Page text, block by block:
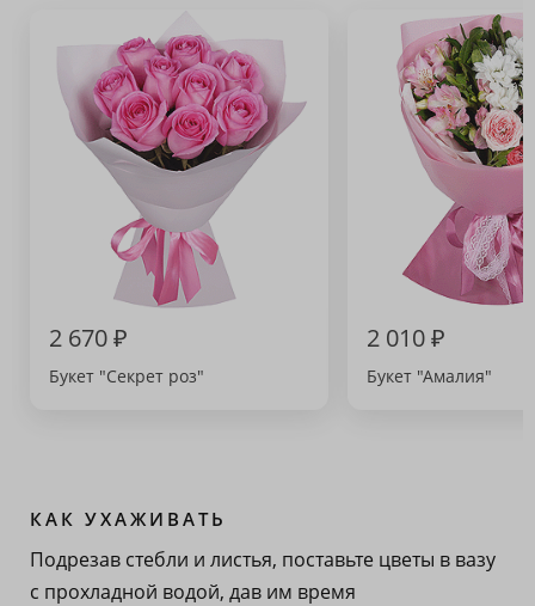
2 670 ₽
Букет "Секрет роз"
2 010 ₽
Букет "Амалия"
КАК УХАЖИВАТЬ
Подрезав стебли и листья, поставьте цветы в вазу
с прохладной водой, дав им время